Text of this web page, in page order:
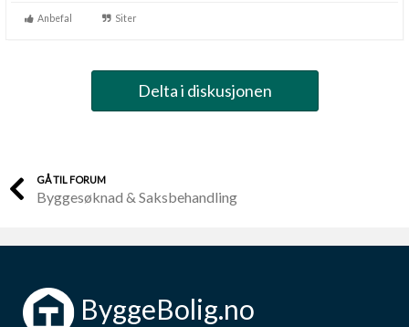
Anbefal Siter
Delta i diskusjonen
GÅ TIL FORUM
Byggesøknad & Saksbehandling
ByggeBolig.no